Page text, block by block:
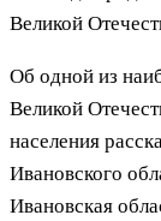
Об одной из
Великой
населения
Ивановского
Ивановская